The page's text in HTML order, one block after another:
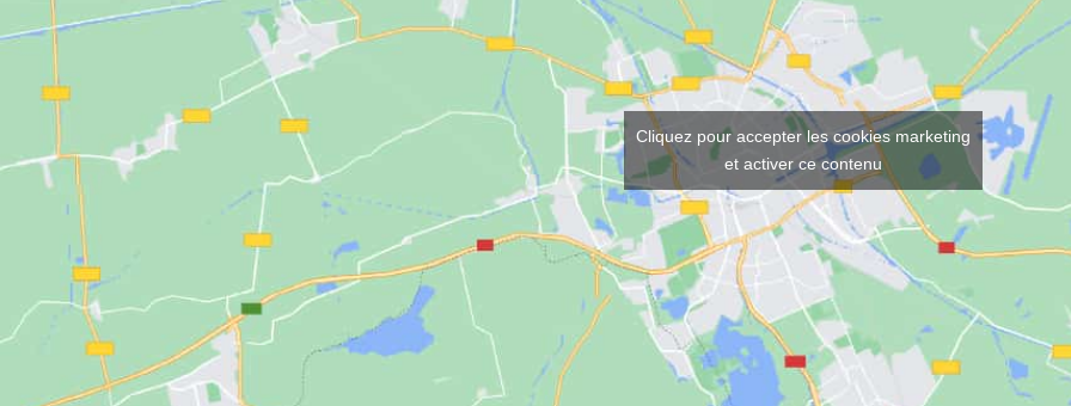
Cliquez pour accepter les cookies marketing
et activer ce contenu